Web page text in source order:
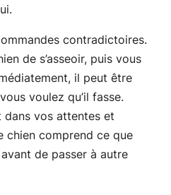
contradictoires.
de s’asseoir, puis vous
il peut être
voulez qu’il fasse.
dans vos attentes et
chien comprend ce que
de passer à autre